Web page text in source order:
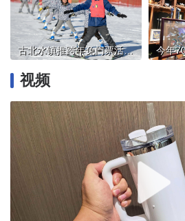
古北水镇推跨年免门票活动，全国多地景区冬游半价或免票
视频